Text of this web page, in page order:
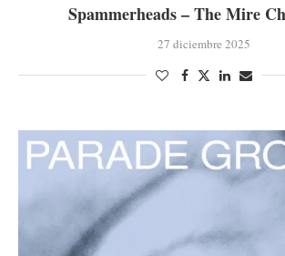
Spammerheads – The Mire
27 diciembre 2025